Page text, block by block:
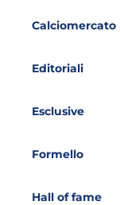
Calciomercato
Editoriali
Esclusive
Formello
Hall of fame